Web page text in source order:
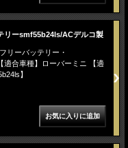
リーsmf55b24ls/ACデルコ製
リーバッテリー・
適合車種】ローバーミニ 【適
】